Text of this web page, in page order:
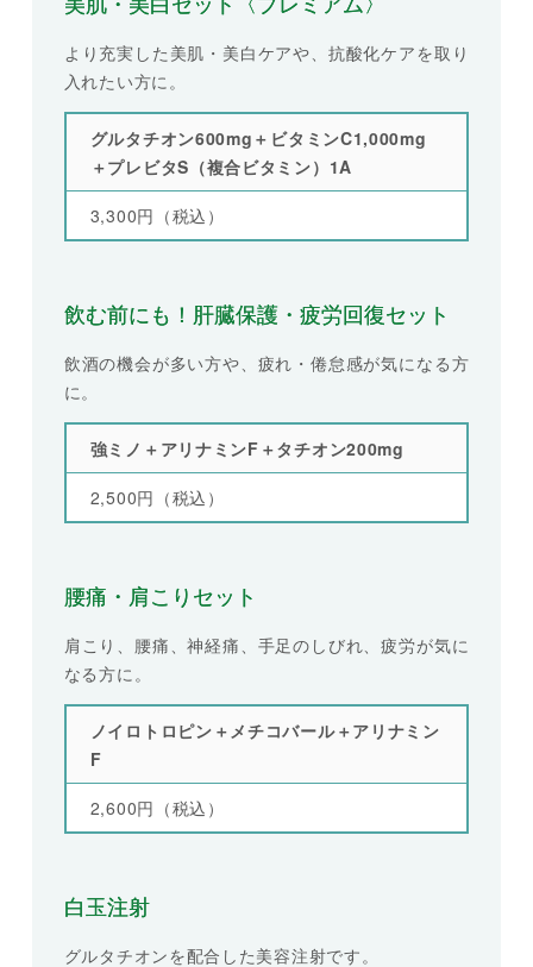
美肌・美白セット〈プレミアム〉
より充実した美肌・美白ケアや、抗酸化ケアを取り
入れたい方に。
グルタチオン600mg＋ビタミンC1,000mg
＋プレビタS（複合ビタミン）1A
3,300円（税込）
飲む前にも！肝臓保護・疲労回復セット
飲酒の機会が多い方や、疲れ・倦怠感が気になる方
に。
強ミノ＋アリナミンF＋タチオン200mg
2,500円（税込）
腰痛・肩こりセット
肩こり、腰痛、神経痛、手足のしびれ、疲労が気に
なる方に。
ノイロトロピン＋メチコバール＋アリナミン
F
2,600円（税込）
白玉注射
グルタチオンを配合した美容注射です。